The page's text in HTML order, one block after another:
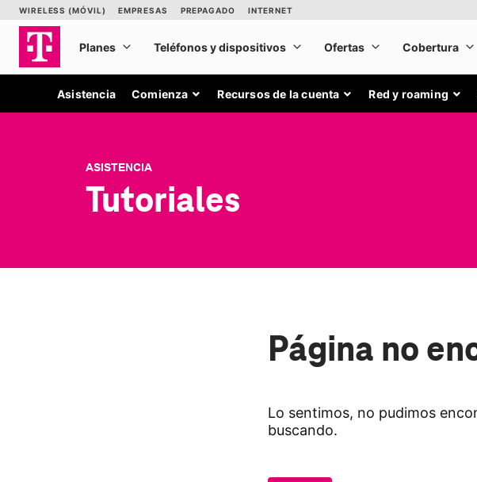
Asistencia Comienza Recursos de la cuenta Red y roaming
ASISTENCIA
Tutoriales